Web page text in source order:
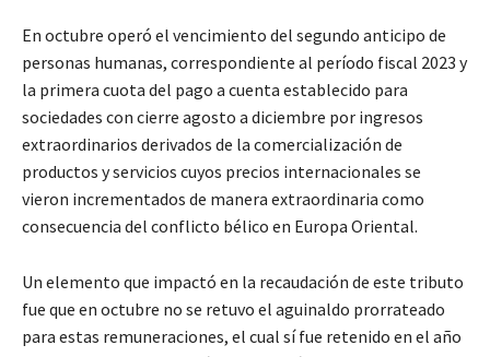
En octubre operó el vencimiento del segundo anticipo de
personas humanas, correspondiente al período fiscal 2023 y
la primera cuota del pago a cuenta establecido para
sociedades con cierre agosto a diciembre por ingresos
extraordinarios derivados de la comercialización de
productos y servicios cuyos precios internacionales se
vieron incrementados de manera extraordinaria como
consecuencia del conflicto bélico en Europa Oriental.
Un elemento que impactó en la recaudación de este tributo
fue que en octubre no se retuvo el aguinaldo prorrateado
para estas remuneraciones, el cual sí fue retenido en el año